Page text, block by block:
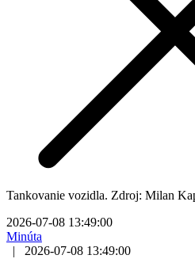
Tankovanie vozidla. Zdroj: Milan
2026-07-08 13:49:00
Minúta
|
2026-07-08 13:49:00